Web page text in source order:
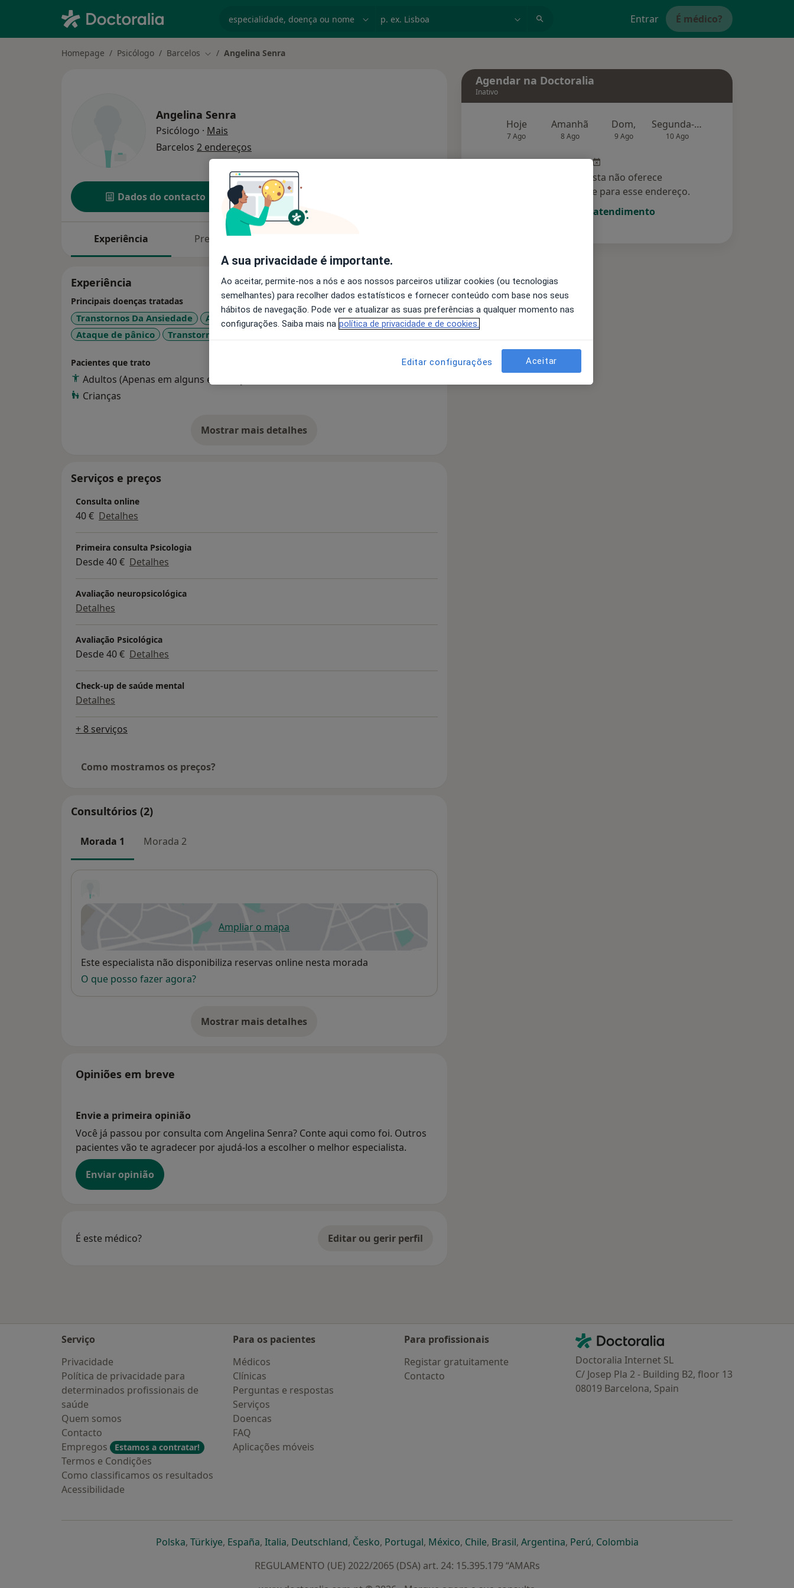
Entrar É médico?
Homepage Psicólogo Barcelos Mudar de cidade
Angelina Senra
Angelina Senra
Psicólogo · Mais
Barcelos 2 endereços
Dados do contacto Solicite um atendimento
Experiência Preços
Experiência
Principais doenças tratadas
Transtornos Da Ansiedade Ansiedade Da Separação
Transtornos do Humor
Ataque de pânico
Transtornos De Estresse
Pacientes que trato
Adultos (Apenas em alguns endereços)
Crianças
Mostrar mais detalhes
sobre a experiência
Serviços e preços
Consulta online
40 € Detalhes
Primeira consulta Psicologia
Desde 40 € Detalhes
Avaliação neuropsicológica
Detalhes
Avaliação Psicológica
Desde 40 € Detalhes
Check-up de saúde mental
Detalhes
+ 8 serviços
Como mostramos os preços?
Consultórios (2)
Morada 1 Morada 2
Ampliar o mapaabre num novo separador
Disponibilidade
Este especialista não disponibiliza reservas online nesta morada
O que posso fazer agora?
Mostrar mais detalhes
sobre o endereço
Opiniões em breve
Envie a primeira opinião
Você já passou por consulta com Angelina Senra? Conte aqui como foi. Outros
pacientes vão te agradecer por ajudá-los a escolher o melhor especialista.
Enviar opinião
É este médico? Editar ou gerir perfil
Agendar na Doctoralia
Inativo
Hoje
7 Ago
Amanhã
8 Ago
Dom,
9 Ago
Segunda-feira
10 Ago
Esse especialista não oferece
agendamento online para esse endereço.
Solicite um atendimento
Serviço
Privacidade
Política de privacidade para
determinados profissionais de
saúde
Quem somos
Contacto
Empregos
Estamos a contratar!
Termos e Condições
Como classificamos os resultados
Acessibilidade
Para os pacientes
Médicos
Clínicas
Perguntas e respostas
Serviços
Doencas
FAQ
Aplicações móveis
Para profissionais
Registar gratuitamente
Contacto
Contacto
Doctoralia - Homepage
Doctoralia Internet SL
C/ Josep Pla 2 - Building B2, floor 13
08019 Barcelona, Spain
Polskaabre num novo separador
, Türkiyeabre num novo separador
, Españaabre num novo separador
, Italiaabre num novo separador
, Deutschlandabre num novo separador
, Českoabre num novo separador
, Portugalabre num novo separador
, Méxicoabre num novo separador
, Chileabre num novo separador
, Brasilabre num novo separador
, Argentinaabre num novo separador
, Perúabre num novo separador
, Colombiaabre num novo separador
REGULAMENTO (UE) 2022/2065 (DSA) art. 24: 15.395.179 “AMARs
A sua privacidade é importante.
Ao aceitar, permite-nos a nós e aos nossos parceiros utilizar cookies (ou tecnologias
semelhantes) para recolher dados estatísticos e fornecer conteúdo com base nos seus
hábitos de navegação. Pode ver e atualizar as suas preferências a qualquer momento nas
configurações. Saiba mais na política de privacidade e de cookies.
Editar configurações Aceitar